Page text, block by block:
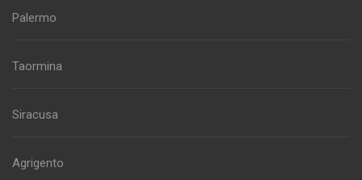
Palermo
Taormina
Siracusa
Agrigento